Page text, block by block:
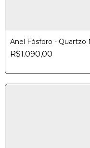
Anel Fósforo - Quartzo
R$1.090,00